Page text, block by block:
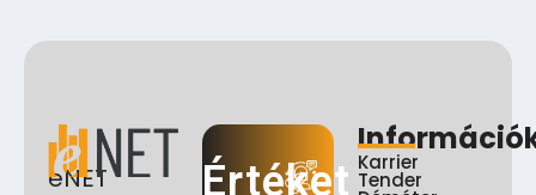
eNET
Értéket Karrier
Tender